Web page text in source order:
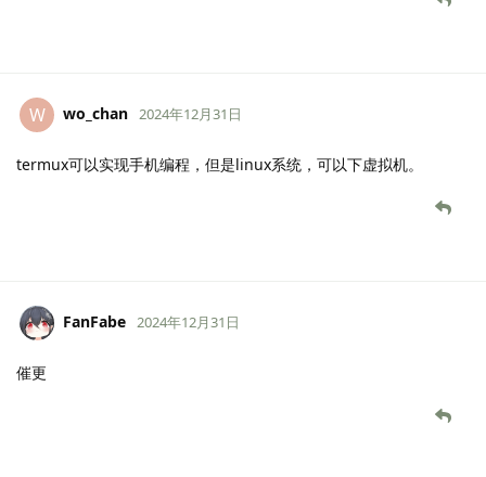
W wo_chan 2024年12月31日
termux可以实现手机编程，但是linux系统，可以下虚拟机。
FanFabe 2024年12月31日
催更